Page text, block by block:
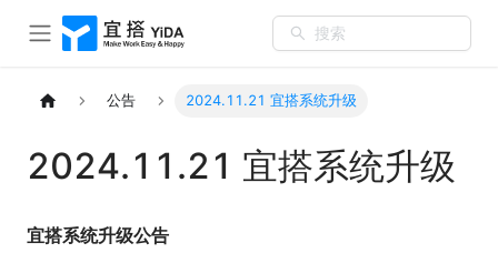
搜索
公告 2024.11.21 宜搭系统升级
2024.11.21 宜搭系统升级
宜搭系统升级公告